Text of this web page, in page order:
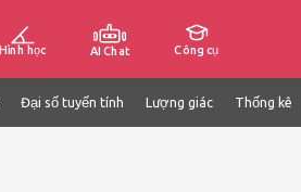
Hình học AI Chat Công cụ
Đại số tuyến tính Lượng giác Thống kê